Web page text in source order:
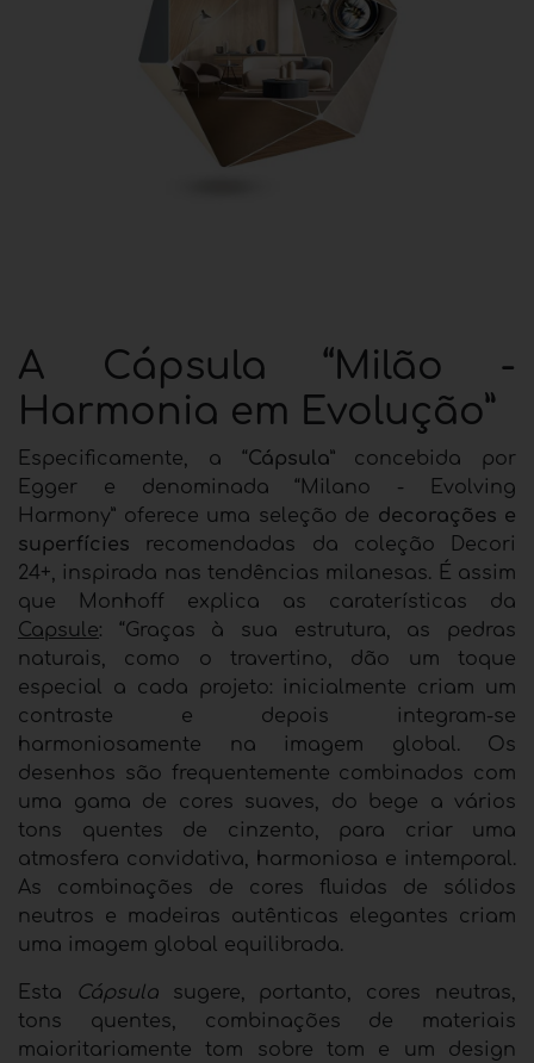
A Cápsula “Milão -
Harmonia em Evolução”
Especificamente, a “Cápsula” concebida por
Egger e denominada “Milano - Evolving
Harmony” oferece uma seleção de decorações e
superfícies recomendadas da coleção Decori
24+, inspirada nas tendências milanesas. É assim
que Monhoff explica as caraterísticas da
Capsule: “Graças à sua estrutura, as pedras
naturais, como o travertino, dão um toque
especial a cada projeto: inicialmente criam um
contraste e depois integram-se
harmoniosamente na imagem global. Os
desenhos são frequentemente combinados com
uma gama de cores suaves, do bege a vários
tons quentes de cinzento, para criar uma
atmosfera convidativa, harmoniosa e intemporal.
As combinações de cores fluidas de sólidos
neutros e madeiras autênticas elegantes criam
uma imagem global equilibrada.
Esta Cápsula sugere, portanto, cores neutras,
tons quentes, combinações de materiais
maioritariamente tom sobre tom e um design